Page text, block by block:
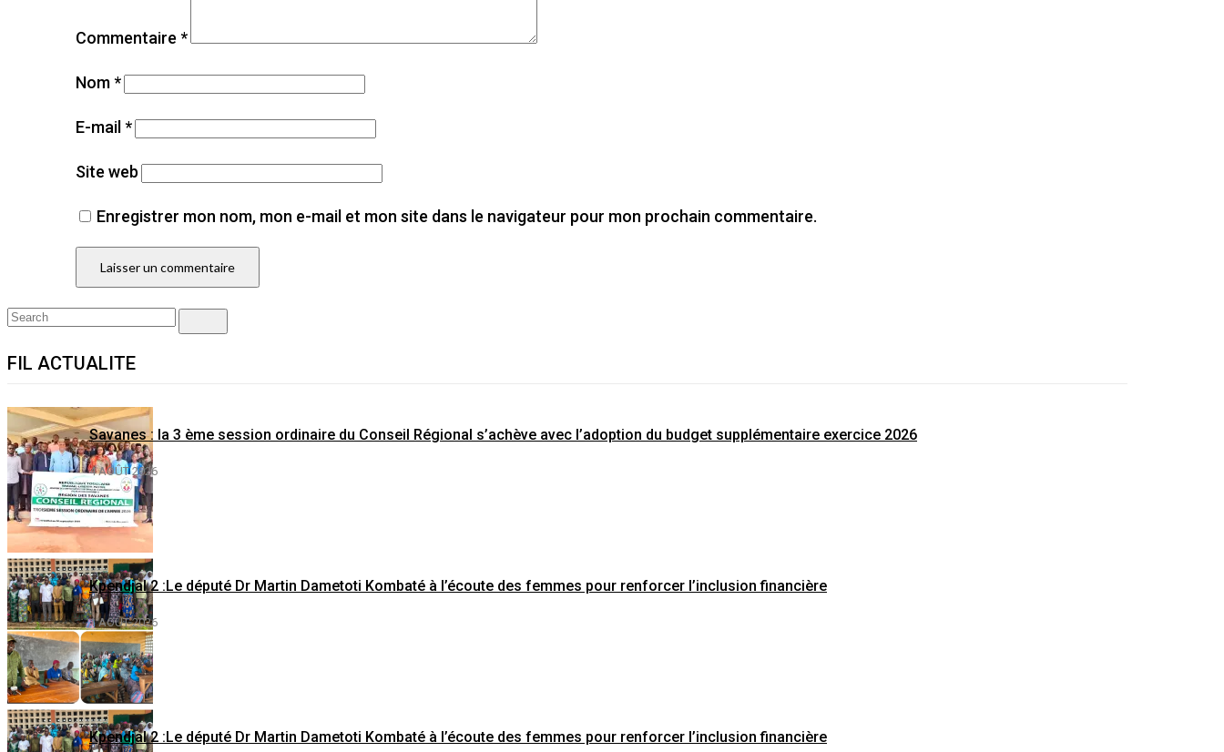
Commentaire *
Nom*
E-mail *
Site web
Enregistrer mon nom, mon e-mail et mon site dans le navigateur pour mon prochain commentaire.
Search
Search
FIL ACTUALITE
Savanes : la 3 ème session ordinaire du Conseil Régional s’achève avec l’adoption du budget supplémentaire exercice 2026
4 AOÛT 2026
Kpendjal 2 :Le député Dr Martin Dametoti Kombaté à l’écoute des femmes pour renforcer l’inclusion financière
1 AOÛT 2026
Kpendjal 2 :Le député Dr Martin Dametoti Kombaté à l’écoute des femmes pour renforcer l’inclusion financière